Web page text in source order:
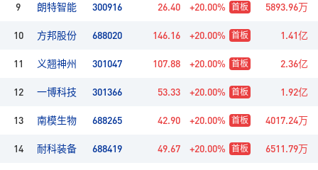
9 朗特智能 300916 26.40 +20.00% 首板 5893.96万
10 方邦股份 688020 146.16 +20.00% 首板 1.41亿
11 义翘神州 301047 107.88 +20.00% 首板 2.36亿
12 一博科技 301366 53.33 +20.00% 首板 1.92亿
13 南模生物 688265 42.90 +20.00% 首板 4017.24万
14 耐科装备 688419 49.67 +20.00% 首板 6511.79万